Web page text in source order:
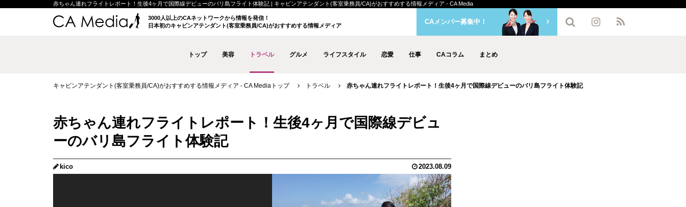
赤ちゃん連れフライトレポート！生後4ヶ月で国際線デビューのバリ島フライト体験記 | キャビンアテンダント(客室乗務員/CA)がおすすめする情報メディア - CA Media
3000人以上のCAネットワークから情報を発信！
日本初のキャビンアテンダント(客室乗務員/CA)がおすすめする情報メディア
トップ 美容 トラベル グルメ ライフスタイル 恋愛 仕事 CAコラム まとめ
CAメンバー募集中！
キャビンアテンダント(客室乗務員/CA)がおすすめする情報メディア - CA Mediaトップ トラベル 赤ちゃん連れフライトレポート！生後4ヶ月で国際線デビューのバリ島フライト体験記
赤ちゃん連れフライトレポート！生後4ヶ月で国際線デビュ
ーのバリ島フライト体験記
kico 2023.08.09